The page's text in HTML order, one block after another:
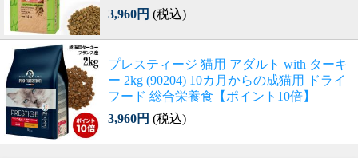
3,960円 (税込)
プレスティージ 猫用 アダルト with ターキ
ー 2kg (90204) 10カ月からの成猫用 ドライ
フード 総合栄養食【ポイント10倍】
3,960円 (税込)